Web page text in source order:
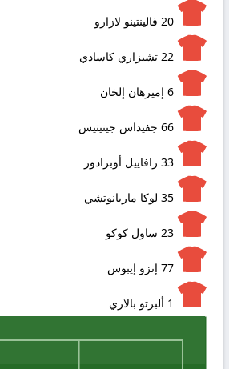
20 فالينتينو لازارو
22 تشيزاري كاسادي
6 إميرهان إلخان
66 جفيداس جينيتيس
33 رافاييل أوبرادور
35 لوكا ماريانوتشي
23 ساول كوكو
77 إنزو إيبوس
1 ألبرتو بالاري